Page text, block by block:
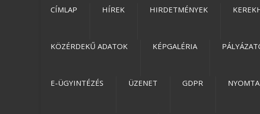
CÍMLAP HÍREK HIRDETMÉNYEK
KÖZÉRDEKŰ ADATOK KÉPGALÉRIA
E-ÜGYINTÉZÉS ÜZENET GDPR